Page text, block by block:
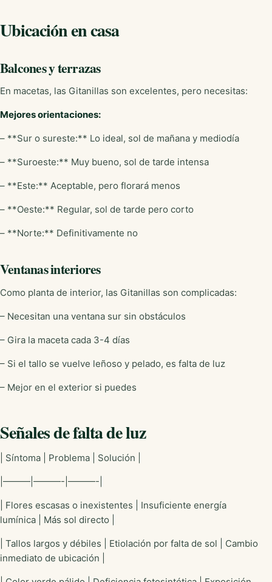
Ubicación en casa
Balcones y terrazas
En macetas, las Gitanillas son excelentes, pero necesitas:
Mejores orientaciones:
– **Sur o sureste:** Lo ideal, sol de mañana y mediodía
– **Suroeste:** Muy bueno, sol de tarde intensa
– **Este:** Aceptable, pero florará menos
– **Oeste:** Regular, sol de tarde pero corto
– **Norte:** Definitivamente no
Ventanas interiores
Como planta de interior, las Gitanillas son complicadas:
– Necesitan una ventana sur sin obstáculos
– Gira la maceta cada 3-4 días
– Si el tallo se vuelve leñoso y pelado, es falta de luz
– Mejor en el exterior si puedes
Señales de falta de luz
| Síntoma | Problema | Solución |
|———|———-|———-|
| Flores escasas o inexistentes | Insuficiente energía
lumínica | Más sol directo |
| Tallos largos y débiles | Etiolación por falta de sol | Cambio
inmediato de ubicación |